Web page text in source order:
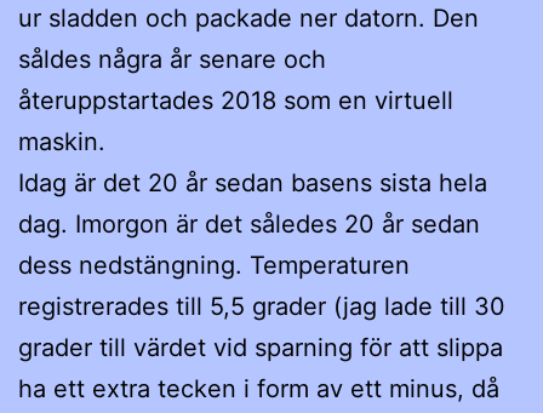
ur sladden och packade ner datorn. Den
såldes några år senare och
återuppstartades 2018 som en virtuell
maskin.
Idag är det 20 år sedan basens sista hela
dag. Imorgon är det således 20 år sedan
dess nedstängning. Temperaturen
registrerades till 5,5 grader (jag lade till 30
grader till värdet vid sparning för att slippa
ha ett extra tecken i form av ett minus, då